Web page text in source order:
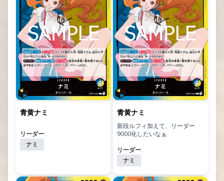
青黄ナミ
リーダー:
ナミ
青黄ナミ
新段ルフィ加えて、リーダー
9000化したいなぁ
リーダー:
ナミ